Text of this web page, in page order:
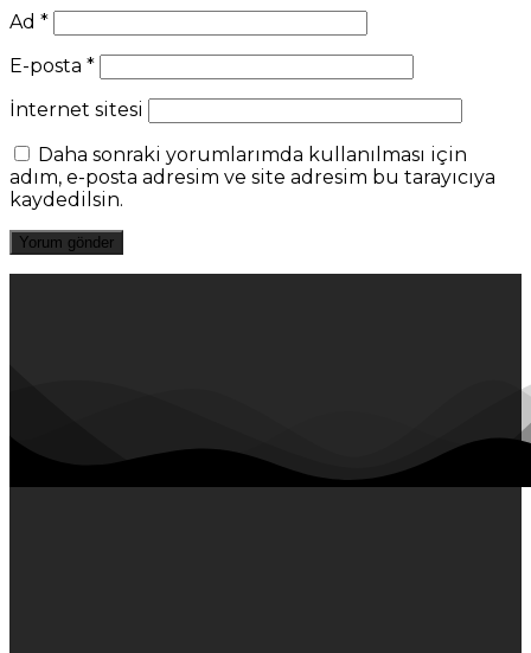
Ad *
E-posta *
İnternet sitesi
Daha sonraki yorumlarımda kullanılması için
adım, e-posta adresim ve site adresim bu tarayıcıya
kaydedilsin.